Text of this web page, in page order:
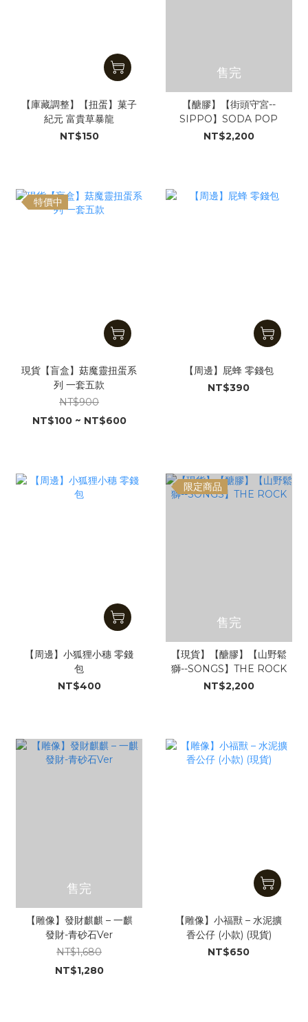
【庫藏調整】【扭蛋】菓子
紀元 富貴草暴龍
NT$150
售完
【醣膠】【街頭守宮--
SIPPO】SODA POP
NT$2,200
特價中
現貨【盲盒】菇魔靈扭蛋系
列 一套五款
NT$900
NT$100 ~ NT$600
【周邊】屁蜂 零錢包
NT$390
【周邊】小狐狸小穗 零錢
包
NT$400
限定商品
售完
【現貨】【醣膠】【山野鬆
獅--SONGS】THE ROCK
NT$2,200
售完
【雕像】發財麒麒 – 一麒
發財-青砂石Ver
NT$1,680
NT$1,280
【雕像】小福獸 – 水泥擴
香公仔 (小款) (現貨)
NT$650